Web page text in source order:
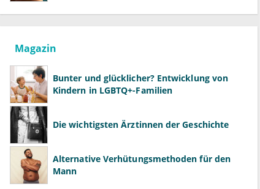
Magazin
Bunter und glücklicher? Entwicklung von
Kindern in LGBTQ+-Familien
Die wichtigsten Ärztinnen der Geschichte
Alternative Verhütungsmethoden für den
Mann